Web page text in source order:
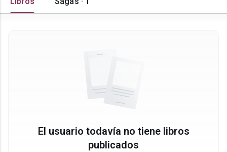
El usuario todavía no tiene libros
publicados